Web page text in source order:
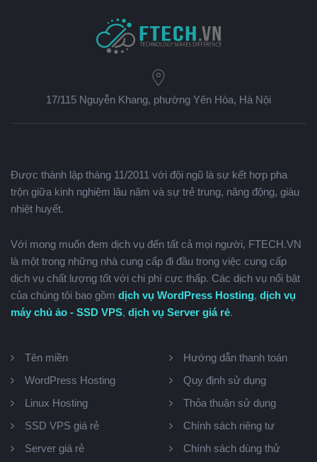
17/115 Nguyễn Khang, phường Yên Hòa, Hà Nội
Được thành lập tháng 11/2011 với đội ngũ là sự kết hợp pha
trộn giữa kinh nghiệm lâu năm và sự trẻ trung, năng động, giàu
nhiệt huyết.
Với mong muốn đem dịch vụ đến tất cả mọi người, FTECH.VN
là một trong những nhà cung cấp đi đầu trong việc cung cấp
dịch vụ chất lượng tốt với chi phí cực thấp. Các dịch vụ nổi bật
của chúng tôi bao gồm dịch vụ WordPress Hosting, dịch vụ
máy chủ ảo - SSD VPS, dịch vụ Server giá rẻ.
Tên miền
WordPress Hosting
Linux Hosting
SSD VPS giá rẻ
Server giá rẻ
Hướng dẫn thanh toán
Quy định sử dụng
Thỏa thuận sử dụng
Chính sách riêng tư
Chính sách dùng thử